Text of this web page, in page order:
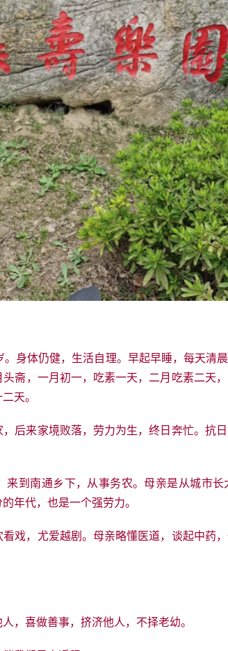
。身体仍健，生活自理。早起早睡，每天清
斋，一月初一，吃素一天，二月吃素二天
天。
后来家境败落，劳力为生，终日奔忙。抗
来到南通乡下，从事务农。母亲是从城市
年代，也是一个强劳力。
戏，尤爱越剧。母亲略懂医道，谈起中药
，喜做善事，挤济他人，不择老幼。